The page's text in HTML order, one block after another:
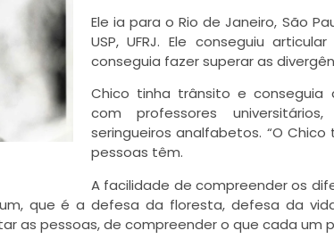
Ele ia para o Rio de Janeiro, São
USP, UFRJ. Ele conseguiu
conseguia fazer superar as
Chico tinha trânsito e conseguia
com professores
seringueiros analfabetos. “O
pessoas têm.
A facilidade de compreender os
que é a defesa da floresta, defesa da
as pessoas, de compreender o que cada um